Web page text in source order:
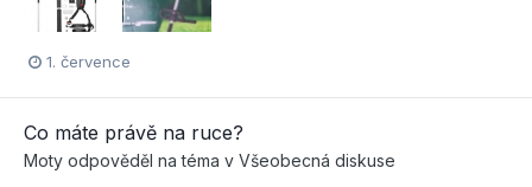
1. července
Co máte právě na ruce?
Moty odpověděl na téma v Všeobecná diskuse